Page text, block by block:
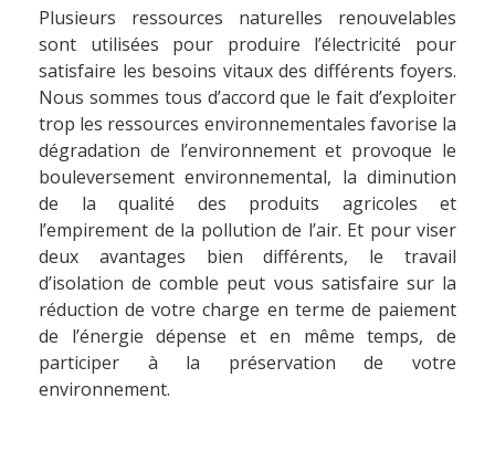
Plusieurs ressources naturelles renouvelables
sont utilisées pour produire l’électricité pour
satisfaire les besoins vitaux des différents foyers.
Nous sommes tous d’accord que le fait d’exploiter
trop les ressources environnementales favorise la
dégradation de l’environnement et provoque le
bouleversement environnemental, la diminution
de la qualité des produits agricoles et
l’empirement de la pollution de l’air. Et pour viser
deux avantages bien différents, le travail
d’isolation de comble peut vous satisfaire sur la
réduction de votre charge en terme de paiement
de l’énergie dépense et en même temps, de
participer à la préservation de votre
environnement.